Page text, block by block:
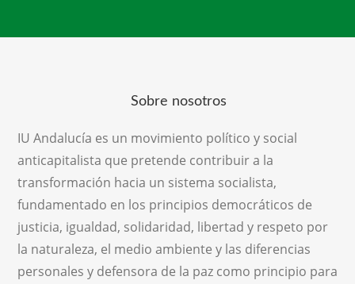
Sobre nosotros
IU Andalucía es un movimiento político y social
anticapitalista que pretende contribuir a la
transformación hacia un sistema socialista,
fundamentado en los principios democráticos de
justicia, igualdad, solidaridad, libertad y respeto por
la naturaleza, el medio ambiente y las diferencias
personales y defensora de la paz como principio para